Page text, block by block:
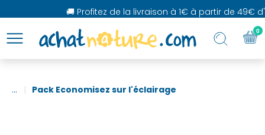
🚚 Profitez de la livraison à 1€ à partir de 49€
... Pack Economisez sur l'éclairage
0